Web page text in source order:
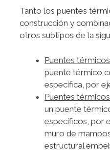
Tanto los puentes
construcción y
otros subtipos de la
Puentes
puente térmico
específica, por
Puentes
un puente
específicos, por
muro de
estructural